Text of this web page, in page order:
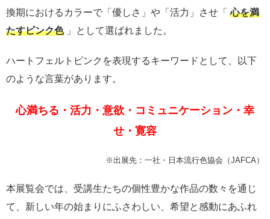
換期におけるカラーで「優しさ」や「活力」させ「心を満
たすピンク色」として選ばれました。
ハートフェルトピンクを表現するキーワードとして、以下
のような言葉があります。
心満ちる・活力・意欲・コミュニケーション・幸
せ・寛容
※出展先：一社・日本流行色協会（JAFCA）
本展覧会では、受講生たちの個性豊かな作品の数々を通じ
て、新しい年の始まりにふさわしい、希望と感動にあふれ